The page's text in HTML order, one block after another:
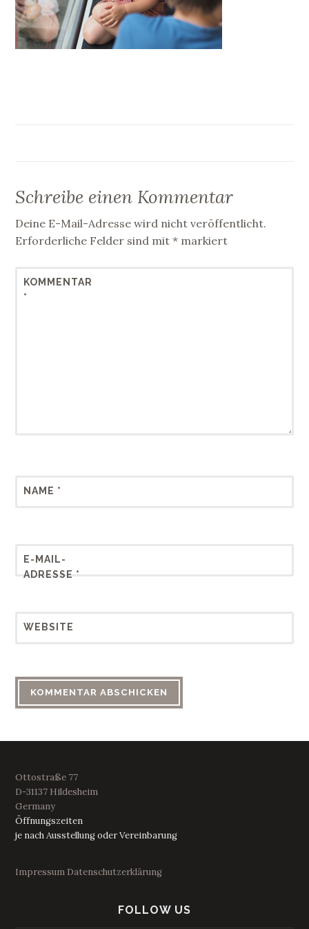
Schreibe einen Kommentar
Deine E-Mail-Adresse wird nicht veröffentlicht.
Erforderliche Felder sind mit* markiert
KOMMENTAR
*
NAME *
E-MAIL-
ADRESSE *
WEBSITE
Ottostraße 77
D-31137 Hildesheim
Germany
Öffnungszeiten
je nach Ausstellung oder Vereinbarung
Impressum Datenschutzerklärung
FOLLOW US